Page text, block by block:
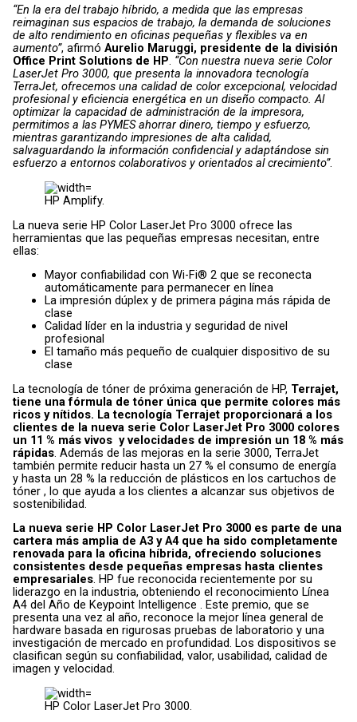
“En la era del trabajo híbrido, a medida que las empresas
reimaginan sus espacios de trabajo, la demanda de soluciones
de alto rendimiento en oficinas pequeñas y flexibles va en
aumento”, afirmó Aurelio Maruggi, presidente de la división
Office Print Solutions de HP. “Con nuestra nueva serie Color
LaserJet Pro 3000, que presenta la innovadora tecnología
TerraJet, ofrecemos una calidad de color excepcional, velocidad
profesional y eficiencia energética en un diseño compacto. Al
optimizar la capacidad de administración de la impresora,
permitimos a las PYMES ahorrar dinero, tiempo y esfuerzo,
mientras garantizando impresiones de alta calidad,
salvaguardando la información confidencial y adaptándose sin
esfuerzo a entornos colaborativos y orientados al crecimiento”.
HP Amplify.
La nueva serie HP Color LaserJet Pro 3000 ofrece las
herramientas que las pequeñas empresas necesitan, entre
ellas:
Mayor confiabilidad con Wi-Fi® 2 que se reconecta
automáticamente para permanecer en línea
La impresión dúplex y de primera página más rápida de
clase
Calidad líder en la industria y seguridad de nivel
profesional
El tamaño más pequeño de cualquier dispositivo de su
clase
La tecnología de tóner de próxima generación de HP, Terrajet,
tiene una fórmula de tóner única que permite colores más
ricos y nítidos. La tecnología Terrajet proporcionará a los
clientes de la nueva serie Color LaserJet Pro 3000 colores
un 11 % más vivos y velocidades de impresión un 18 % más
rápidas. Además de las mejoras en la serie 3000, TerraJet
también permite reducir hasta un 27 % el consumo de energía
y hasta un 28 % la reducción de plásticos en los cartuchos de
tóner , lo que ayuda a los clientes a alcanzar sus objetivos de
sostenibilidad.
La nueva serie HP Color LaserJet Pro 3000 es parte de una
cartera más amplia de A3 y A4 que ha sido completamente
renovada para la oficina híbrida, ofreciendo soluciones
consistentes desde pequeñas empresas hasta clientes
empresariales. HP fue reconocida recientemente por su
liderazgo en la industria, obteniendo el reconocimiento Línea
A4 del Año de Keypoint Intelligence . Este premio, que se
presenta una vez al año, reconoce la mejor línea general de
hardware basada en rigurosas pruebas de laboratorio y una
investigación de mercado en profundidad. Los dispositivos se
clasifican según su confiabilidad, valor, usabilidad, calidad de
imagen y velocidad.
HP Color LaserJet Pro 3000.